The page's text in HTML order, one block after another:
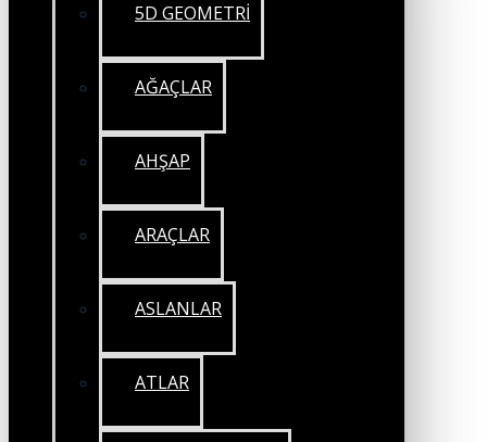
5D GEOMETRİ
AĞAÇLAR
AHŞAP
ARAÇLAR
ASLANLAR
ATLAR